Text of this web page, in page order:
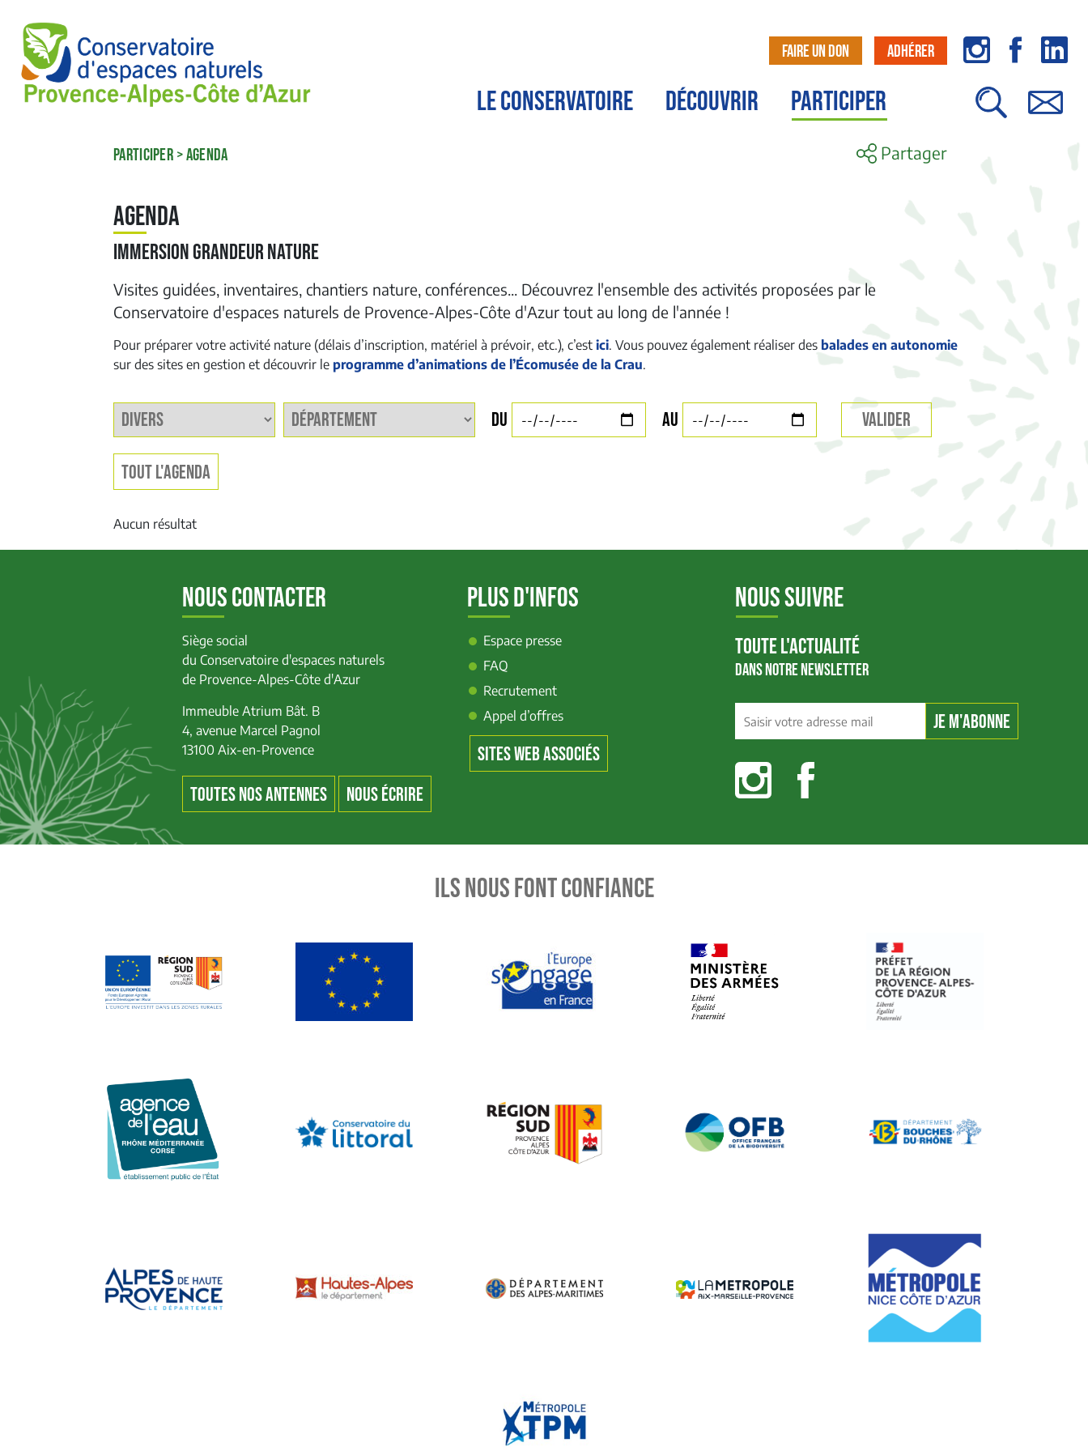
FAIRE UN DON ADHÉRER
LE CONSERVATOIRE DÉCOUVRIR PARTICIPER
PARTICIPER >AGENDA Partager
Agenda
Immersion grandeur nature
Visites guidées, inventaires, chantiers nature, conférences... Découvrez l'ensemble des activités proposées par le
Conservatoire d'espaces naturels de Provence-Alpes-Côte d'Azur tout au long de l'année !
Pour préparer votre activité nature (délais d’inscription, matériel à prévoir, etc.), c’est ici. Vous pouvez également réaliser des balades en autonomie
sur des sites en gestion et découvrir le programme d’animations de l’Écomusée de la Crau.
Du Au
TOUT L'AGENDA
Aucun résultat
NOUS CONTACTER
Siège social
du Conservatoire d'espaces naturels
de Provence-Alpes-Côte d'Azur
Immeuble Atrium Bât. B
4, avenue Marcel Pagnol
13100 Aix-en-Provence
TOUTES NOS ANTENNES NOUS ÉCRIRE
PLUS D'INFOS
Espace presse
FAQ
Recrutement
Appel d’offres
SITES WEB ASSOCIÉS
NOUS SUIVRE
TOUTE L'ACTUALITÉ
DANS NOTRE NEWSLETTER
ILS NOUS FONT CONFIANCE